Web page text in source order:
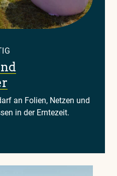
an Folien, Netzen und
in der Erntezeit.